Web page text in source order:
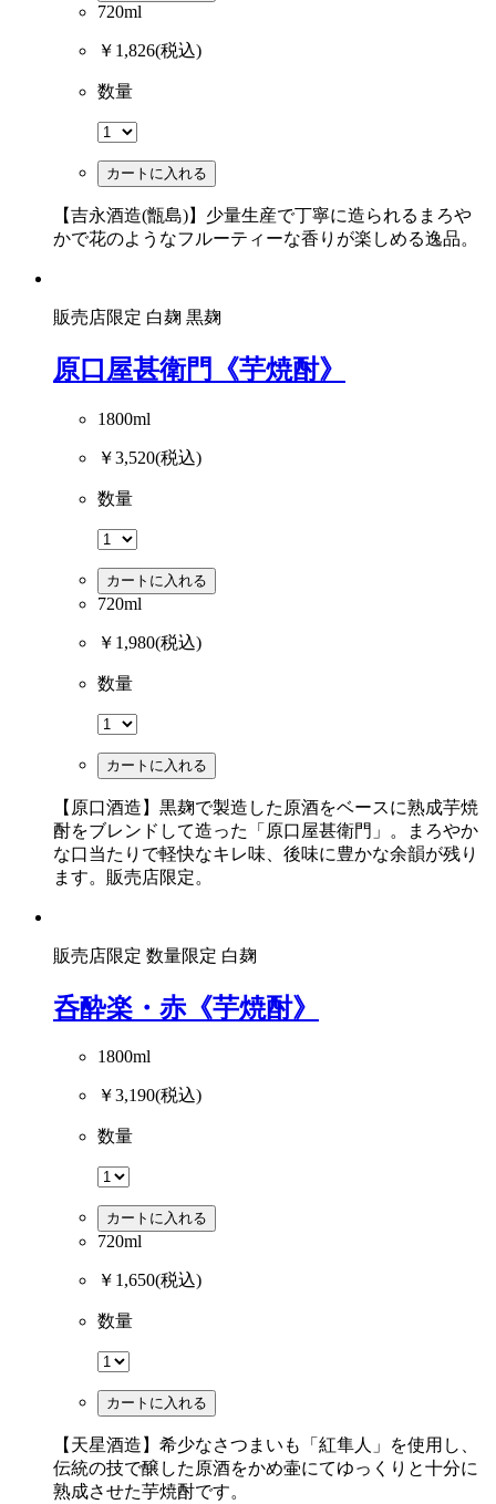
720ml
￥1,826(税込)
数量
カートに入れる
【吉永酒造(甑島)】少量生産で丁寧に造られるまろや
かで花のようなフルーティーな香りが楽しめる逸品。
販売店限定 白麹 黒麹
原口屋甚衛門《芋焼酎》
1800ml
￥3,520(税込)
数量
カートに入れる
720ml
￥1,980(税込)
数量
カートに入れる
【原口酒造】黒麹で製造した原酒をベースに熟成芋焼
酎をブレンドして造った「原口屋甚衛門」。まろやか
な口当たりで軽快なキレ味、後味に豊かな余韻が残り
ます。販売店限定。
販売店限定 数量限定 白麹
呑酔楽・赤《芋焼酎》
1800ml
￥3,190(税込)
数量
カートに入れる
720ml
￥1,650(税込)
数量
カートに入れる
【天星酒造】希少なさつまいも「紅隼人」を使用し、
伝統の技で醸した原酒をかめ壷にてゆっくりと十分に
熟成させた芋焼酎です。